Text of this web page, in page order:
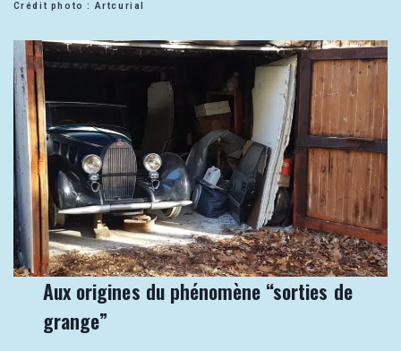
Crédit photo : Artcurial
Aux origines du phénomène “sorties de
grange”